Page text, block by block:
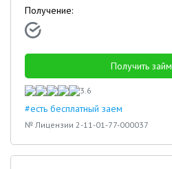
Получение:
Получить займ
3.6
#есть бесплатный заем
№ Лицензии 2-11-01-77-000037